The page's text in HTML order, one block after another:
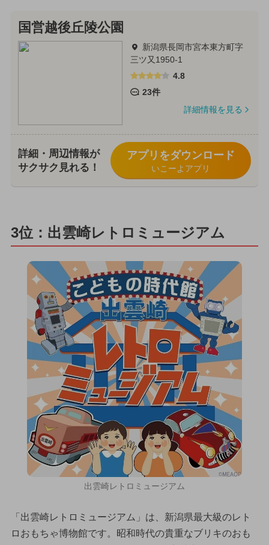
国営越後丘陵公園
新潟県長岡市宮本東方町字
三ツ又1950-1
4.8
23件
詳細情報を見る
詳細・周辺情報が
サクサク見れる！
アプリをダウンロード
いこーよアプリ
3位：出雲崎レトロミュージアム
出雲崎レトロミュージアム
「出雲崎レトロミュージアム」は、新潟県最大級のレト
ロおもちゃ博物館です。昭和時代の貴重なブリキのおも